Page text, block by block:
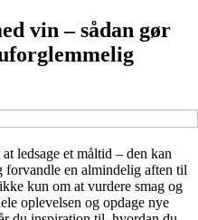
vin – sådan gør
ledsage et måltid – den kan
forvandle en almindelig aften til
kun om at vurdere smag og
oplevelsen og opdage nye